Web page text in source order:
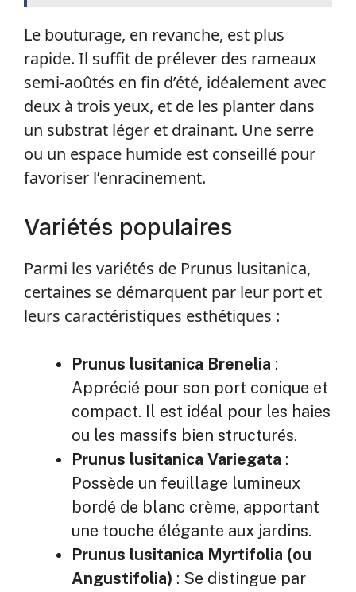
Le bouturage, en revanche, est plus
rapide. Il suffit de prélever des rameaux
semi-aoûtés en fin d’été, idéalement avec
deux à trois yeux, et de les planter dans
un substrat léger et drainant. Une serre
ou un espace humide est conseillé pour
favoriser l’enracinement.
Variétés populaires
Parmi les variétés de Prunus lusitanica,
certaines se démarquent par leur port et
leurs caractéristiques esthétiques :
Prunus lusitanica Brenelia :
Apprécié pour son port conique et
compact. Il est idéal pour les haies
ou les massifs bien structurés.
Prunus lusitanica Variegata :
Possède un feuillage lumineux
bordé de blanc crème, apportant
une touche élégante aux jardins.
Prunus lusitanica Myrtifolia (ou
Angustifolia) : Se distingue par